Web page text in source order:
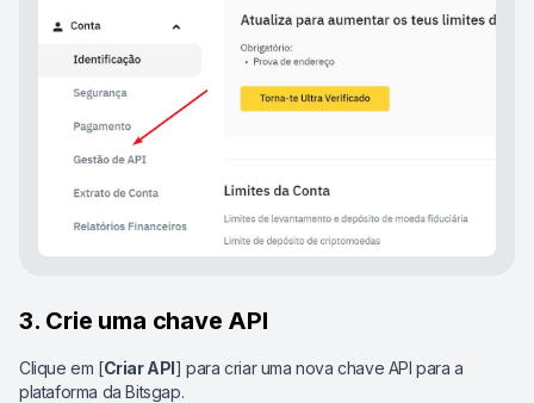
3. Crie uma chave API
Clique em [Criar API] para criar uma nova chave API para a
plataforma da Bitsgap.